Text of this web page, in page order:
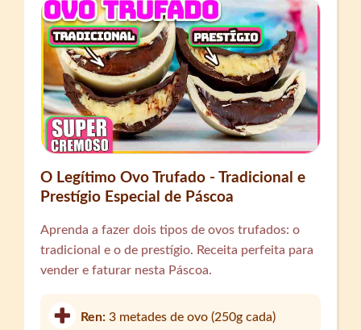
O Legítimo Ovo Trufado - Tradicional e
Prestígio Especial de Páscoa
Aprenda a fazer dois tipos de ovos trufados: o
tradicional e o de prestígio. Receita perfeita para
vender e faturar nesta Páscoa.
Ren:3 metades de ovo (250g cada)